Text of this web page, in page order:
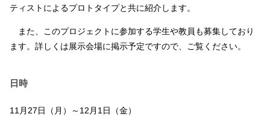
ティストによるプロトタイプと共に紹介します。
また、このプロジェクトに参加する学生や教員も募集しており
ます。詳しくは展示会場に掲示予定ですので、ご覧ください。
日時
11月27日（月）～12月1日（金）